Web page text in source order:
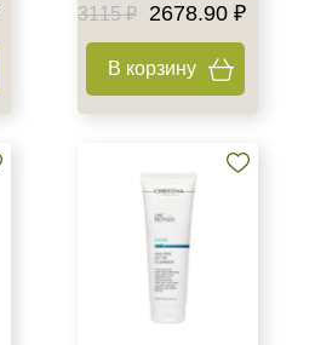
3115 ₽
2678.90 ₽
В корзину